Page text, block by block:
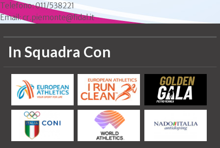
Telefono: 011/538221
Email: cr.piemonte@fidal.it
In Squadra Con